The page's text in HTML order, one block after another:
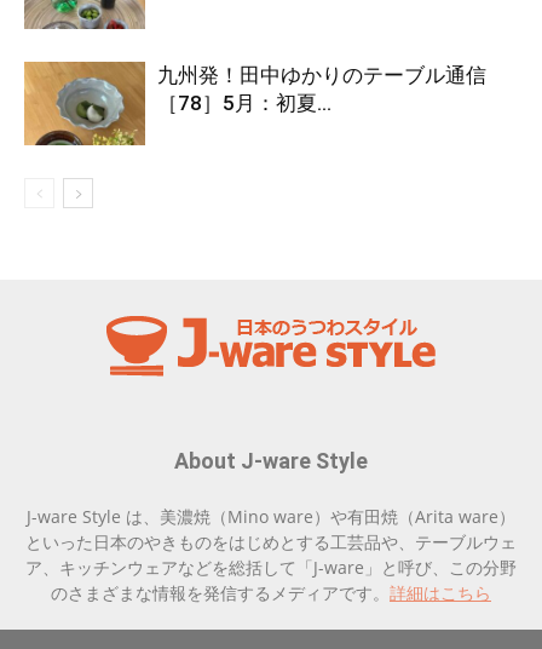
九州発！田中ゆかりのテーブル通信
［78］5月：初夏...
About J-ware Style
J-ware Style は、美濃焼（Mino ware）や有田焼（Arita ware）
といった日本のやきものをはじめとする工芸品や、テーブルウェ
ア、キッチンウェアなどを総括して「J-ware」と呼び、この分野
のさまざまな情報を発信するメディアです。 詳細はこちら